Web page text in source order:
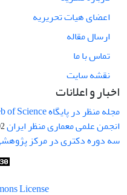
اعضای هیات تحریریه
ارسال مقاله
تماس با ما
نقشه سایت
اخبار و اعلانات
مجله منظر در پایگاه Web of Science نمایه شد.
انجمن علمی معماری منظر ایران
سه دوره دکتری در مرکز